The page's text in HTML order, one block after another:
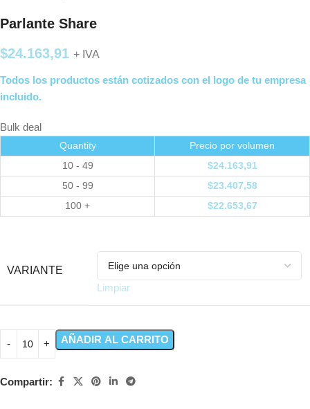
Parlante Share
$24.163,91 + IVA
Todos los productos están cotizados con el logo de tu empresa
incluido.
Bulk deal
Quantity
Precio por volumen
10 - 49
$24.163,91
50 - 99
$23.407,58
100 +
$22.653,67
VARIANTE
Limpiar
AÑADIR AL CARRITO
Compartir: